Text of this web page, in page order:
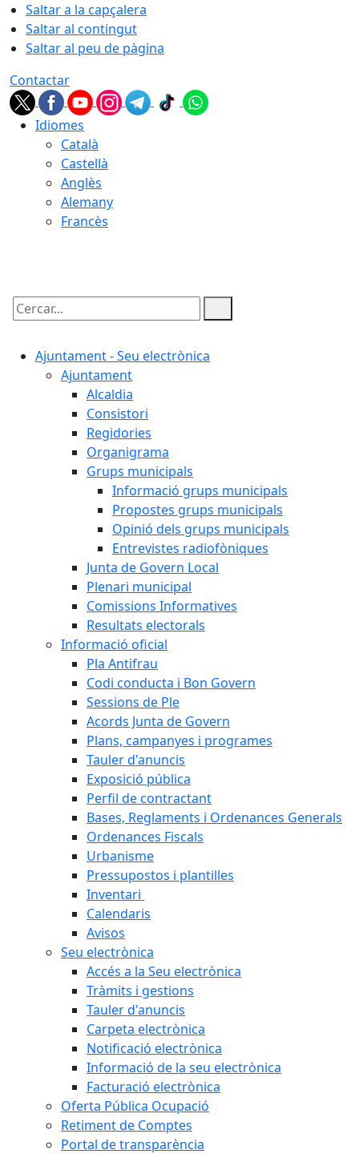
Saltar a la capçalera
Saltar al contingut
Saltar al peu de pàgina
Contactar
Idiomes
Català
Castellà
Anglès
Alemany
Francès
Cercar:
Ajuntament - Seu electrònica
Ajuntament
Alcaldia
Consistori
Regidories
Organigrama
Grups municipals
Informació grups municipals
Propostes grups municipals
Opinió dels grups municipals
Entrevistes radiofòniques
Junta de Govern Local
Plenari municipal
Comissions Informatives
Resultats electorals
Informació oficial
Pla Antifrau
Codi conducta i Bon Govern
Sessions de Ple
Acords Junta de Govern
Plans, campanyes i programes
Tauler d'anuncis
Exposició pública
Perfil de contractant
Bases, Reglaments i Ordenances Generals
Ordenances Fiscals
Urbanisme
Pressupostos i plantilles
Inventari
Calendaris
Avisos
Seu electrònica
Accés a la Seu electrònica
Tràmits i gestions
Tauler d'anuncis
Carpeta electrònica
Notificació electrònica
Informació de la seu electrònica
Facturació electrònica
Oferta Pública Ocupació
Retiment de Comptes
Portal de transparència